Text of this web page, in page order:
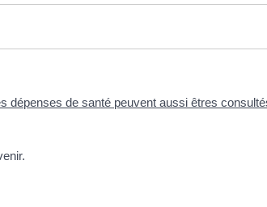
dépenses de santé peuvent aussi êtres